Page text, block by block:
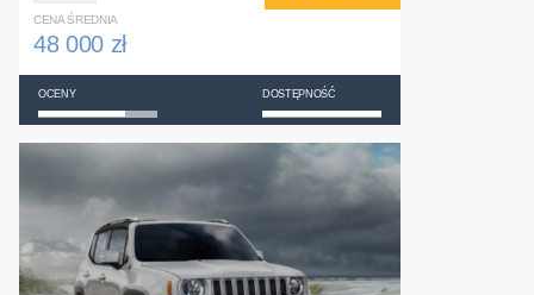
CENA ŚREDNIA
48 000 zł
OCENY DOSTĘPNOŚĆ